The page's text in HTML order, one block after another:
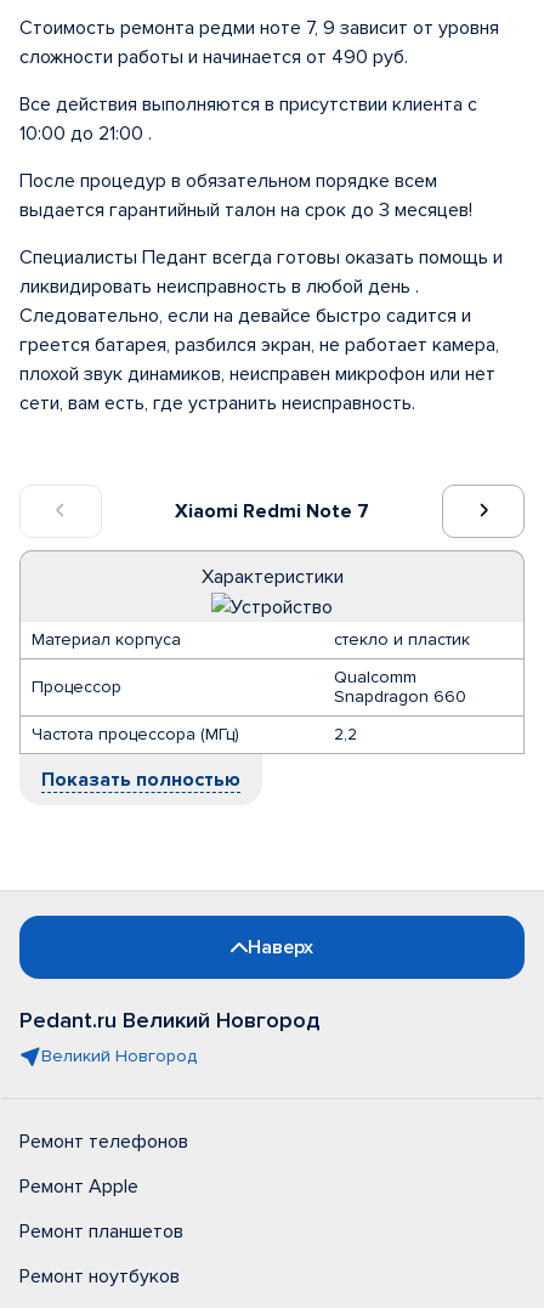
Xiaomi Redmi Note 7
Характеристики
Материал корпуса стекло и пластик
Процессор
Qualcomm
Snapdragon 660
Частота процессора (МГц)
2,2
Показать полностью
Стоимость ремонта редми ноте 7, 9 зависит от уровня
сложности работы и начинается от 490 руб.
Все действия выполняются в присутствии клиента с
10:00 до 21:00 .
После процедур в обязательном порядке всем
выдается гарантийный талон на срок до 3 месяцев!
Специалисты Педант всегда готовы оказать помощь и
ликвидировать неисправность в любой день .
Следовательно, если на девайсе быстро садится и
греется батарея, разбился экран, не работает камера,
плохой звук динамиков, неисправен микрофон или нет
сети, вам есть, где устранить неисправность.
Наверх
Pedant.ru Великий Новгород
Великий Новгород
Ремонт телефонов
Ремонт Apple
Ремонт планшетов
Ремонт ноутбуков